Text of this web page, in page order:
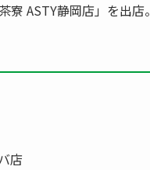
ASTY静岡店」を出店。
店